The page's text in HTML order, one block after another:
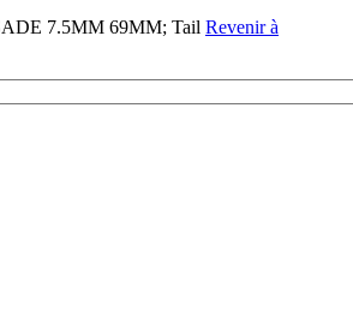
7.5MM 69MM; Tail Revenir à